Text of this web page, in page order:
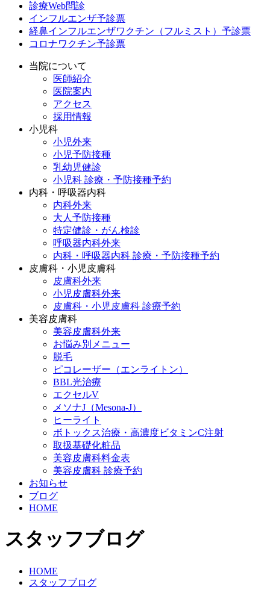
診療Web問診
インフルエンザ予診票
経鼻インフルエンザワクチン（フルミスト）予診票
コロナワクチン予診票
当院について
医師紹介
医院案内
アクセス
採用情報
小児科
小児外来
小児予防接種
乳幼児健診
小児科 診療・予防接種予約
内科・呼吸器内科
内科外来
大人予防接種
特定健診・がん検診
呼吸器内科外来
内科・呼吸器内科 診療・予防接種予約
皮膚科・小児皮膚科
皮膚科外来
小児皮膚科外来
皮膚科・小児皮膚科 診療予約
美容皮膚科
美容皮膚科外来
お悩み別メニュー
脱毛
ピコレーザー（エンライトン）
BBL光治療
エクセルV
メソナJ（Mesona-J）
ヒーライト
ボトックス治療・高濃度ビタミンC注射
取扱基礎化粧品
美容皮膚科料金表
美容皮膚科 診療予約
お知らせ
ブログ
HOME
スタッフブログ
HOME
スタッフブログ